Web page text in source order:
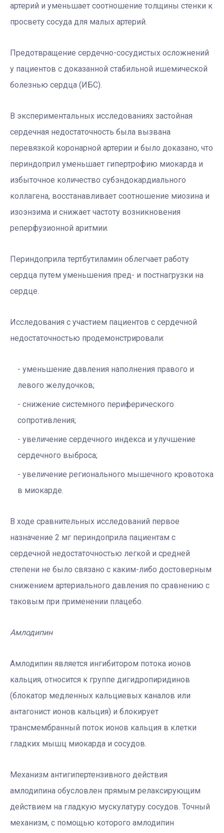
артерий и уменьшает соотношение толщины стенки к
просвету сосуда для малых артерий.
Предотвращение сердечно-сосудистых осложнений
у пациентов с доказанной стабильной ишемической
болезнью сердца (ИБС).
В экспериментальных исследованиях застойная
сердечная недостаточность была вызвана
перевязкой коронарной артерии и было доказано, что
периндоприл уменьшает гипертрофию миокарда и
избыточное количество субэндокардиального
коллагена, восстанавливает соотношение миозина и
изоэнзима и снижает частоту возникновения
реперфузионной аритмии.
Периндоприла тертбутиламин облегчает работу
сердца путем уменьшения пред- и постнагрузки на
сердце.
Исследования с участием пациентов с сердечной
недостаточностью продемонстрировали:
уменьшение давления наполнения правого и
левого желудочков;
снижение системного периферического
сопротивления;
увеличение сердечного индекса и улучшение
сердечного выброса;
увеличение регионального мышечного кровотока
в миокарде.
В ходе сравнительных исследований первое
назначение 2 мг периндоприла пациентам с
сердечной недостаточностью легкой и средней
степени не было связано с каким-либо достоверным
снижением артериального давления по сравнению с
таковым при применении плацебо.
Амлодипин
Амлодипин является ингибитором потока ионов
кальция, относится к группе дигидропиридинов
(блокатор медленных кальциевых каналов или
антагонист ионов кальция) и блокирует
трансмембранный поток ионов кальция в клетки
гладких мышц миокарда и сосудов.
Механизм антигипертензивного действия
амлодипина обусловлен прямым релаксирующим
действием на гладкую мускулатуру сосудов. Точный
механизм, с помощью которого амлодипин